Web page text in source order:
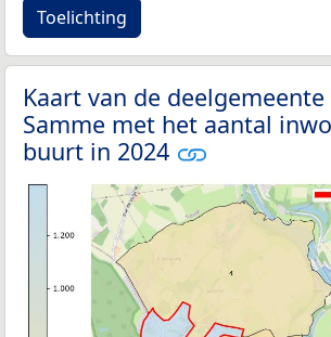
Toelichting
Kaart van de
Samme met het aantal
buurt in 2024